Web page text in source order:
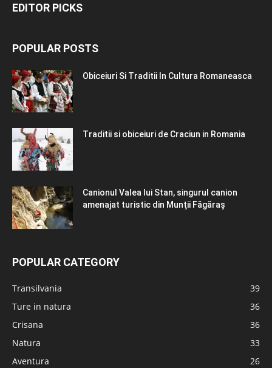
EDITOR PICKS
POPULAR POSTS
Obiceiuri Si Traditii In Cultura Romaneasca
Traditii si obiceiuri de Craciun in Romania
Canionul Valea lui Stan, singurul canion
amenajat turistic din Munţii Făgăraş
POPULAR CATEGORY
Transilvania
39
Ture in natura
36
Crisana
36
Natura
33
Aventura
26